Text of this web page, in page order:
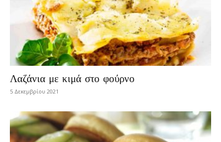
Λαζάνια με κιμά στο φούρνο
5 Δεκεμβρίου 2021